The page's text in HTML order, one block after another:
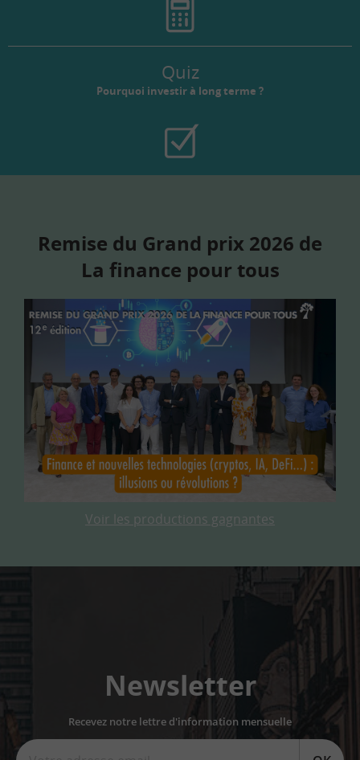
Quiz
Pourquoi investir à long terme ?
Remise du Grand prix 2026 de
La finance pour tous
Voir les productions gagnantes
Newsletter
Recevez notre lettre d'information mensuelle